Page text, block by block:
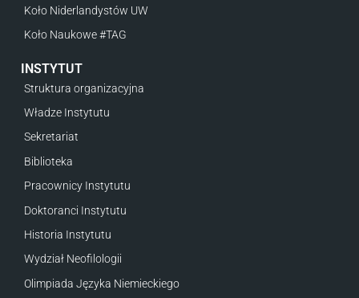
Koło Niderlandystów UW
Koło Naukowe #TAG
INSTYTUT
Struktura organizacyjna
Władze Instytutu
Sekretariat
Biblioteka
Pracownicy Instytutu
Doktoranci Instytutu
Historia Instytutu
Wydział Neofilologii
Olimpiada Języka Niemieckiego